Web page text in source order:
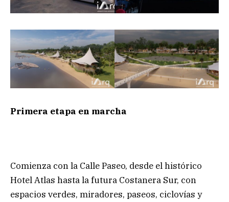
Primera etapa en marcha
Comienza con la Calle Paseo, desde el histórico
Hotel Atlas hasta la futura Costanera Sur, con
espacios verdes, miradores, paseos, ciclovías y